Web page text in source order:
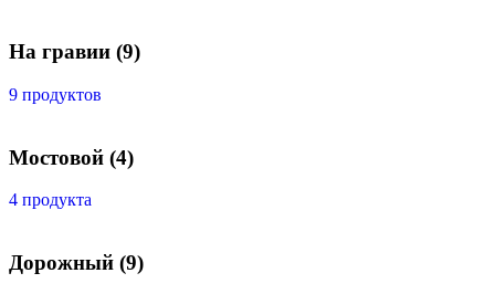
На гравии (9)
9 продуктов
Мостовой (4)
4 продукта
Дорожный (9)